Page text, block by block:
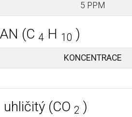
5 PPM
(C 4 H 10 )
KONCENTRACE
uhličitý (CO 2 )